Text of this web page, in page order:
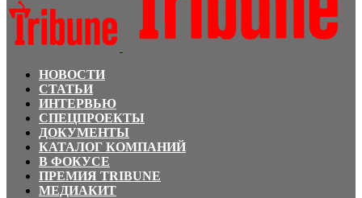
НОВОСТИ
СТАТЬИ
ИНТЕРВЬЮ
СПЕЦПРОЕКТЫ
ДОКУМЕНТЫ
КАТАЛОГ КОМПАНИЙ
В ФОКУСЕ
ПРЕМИЯ TRIBUNE
МЕДИАКИТ